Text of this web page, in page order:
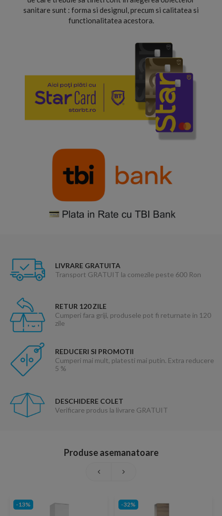
sanitare sunt : forma si designul, precum si calitatea si
functionalitatea acestora.
LIVRARE GRATUITA
Transport GRATUIT la comezile peste 600 Ron
RETUR 120 ZILE
Cumperi fara griji, produsele pot fi returnate in 120
zile
REDUCERI SI PROMOTII
Cumperi mai mult, platesti mai putin. Extra reducere
5 %
DESCHIDERE COLET
Verificare produs la livrare GRATUIT
Produse asemanatoare
-13% -32%